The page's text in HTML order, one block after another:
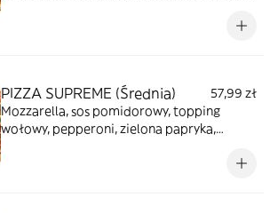
dopełnia ciągnąca się mozzarella, a całość
PIZZA SUPREME (Średnia)
57,99 zł
Mozzarella, sos pomidorowy, topping
wołowy, pepperoni, zielona papryka,